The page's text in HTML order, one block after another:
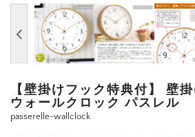
【壁掛けフック特典付】 壁
ウォールクロック パスレル
passerelle-wallclock